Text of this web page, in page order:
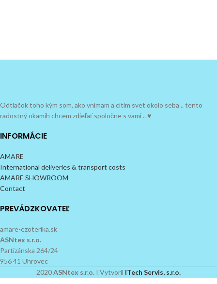
Odtlačok toho kým som, ako vnímam a cítim svet okolo seba .. tento
radostný okamih chcem zdieľať spoločne s vami .. ♥
INFORMÁCIE
AMARE
International deliveries & transport costs
AMARE SHOWROOM
Contact
PREVÁDZKOVATEĽ
amare-ezoterika.sk
ASNtex s.r.o.
Partizánska 264/24
956 41 Uhrovec
2020ASNtex s.r.o. I Vytvoril ITech Servis, s.r.o.